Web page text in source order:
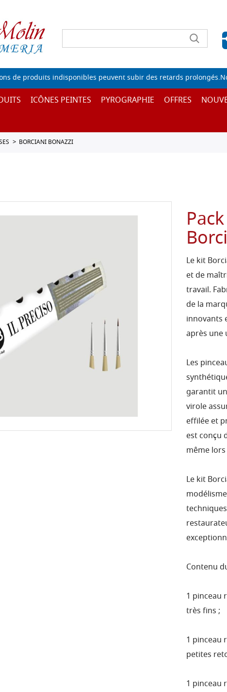
Liste de
de produits indisponibles peuvent subir des retards
ICÔNES PEINTES PYROGRAPHIE OFFRES
BORCIANI BONAZZI
Le kit
et de
travail.
de la
innovants
après une
Les
garantit
virole
effilée et
est conçu
même
Le kit
Contenu
1 pinceau
très fins ;
1 pinceau
petites
1 pinceau